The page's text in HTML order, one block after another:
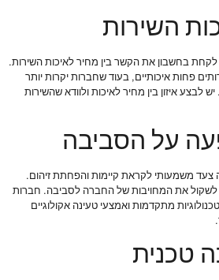
השירות
בחשבון את הקשר בין מחיר לאיכות השירות.
פחות איכותיים, בעוד שחברות יקרות יותר
לבצע איזון בין מחיר לאיכות ולוודא שהשירות
על הסביבה
צעד משמעותי לקראת קיימות והפחתת זיהום.
את המחויבות של החברה לסביבה. חברות
מתקדמות ואמצעי טעינה אקולוגיים
טכנית